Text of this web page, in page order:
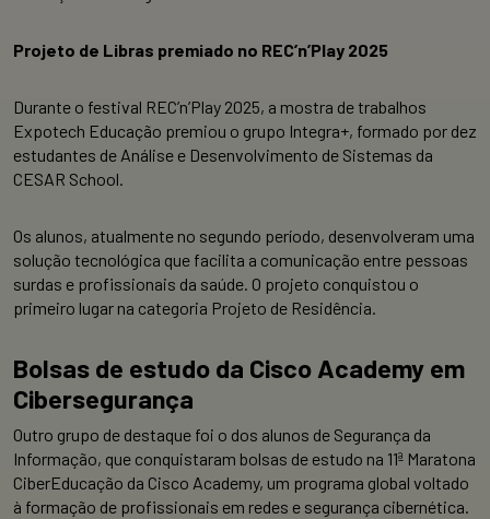
Projeto de Libras premiado no REC’n’Play 2025
Durante o festival REC’n’Play 2025, a mostra de trabalhos
Expotech Educação premiou o grupo Integra+, formado por dez
estudantes de Análise e Desenvolvimento de Sistemas da
CESAR School.
Os alunos, atualmente no segundo período, desenvolveram uma
solução tecnológica que facilita a comunicação entre pessoas
surdas e profissionais da saúde. O projeto conquistou o
primeiro lugar na categoria Projeto de Residência.
Bolsas de estudo da Cisco Academy em
Cibersegurança
Outro grupo de destaque foi o dos alunos de Segurança da
Informação, que conquistaram bolsas de estudo na 11ª Maratona
CiberEducação da Cisco Academy, um programa global voltado
à formação de profissionais em redes e segurança cibernética.